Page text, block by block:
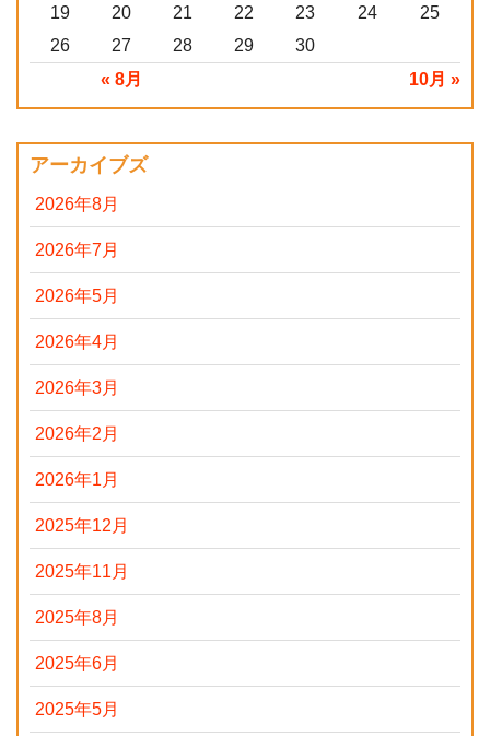
« 8月 10月 »
19
20 21 22 23 24
25
26
27 28 29 30
アーカイブズ
2026年8月
2026年7月
2026年5月
2026年4月
2026年3月
2026年2月
2026年1月
2025年12月
2025年11月
2025年8月
2025年6月
2025年5月